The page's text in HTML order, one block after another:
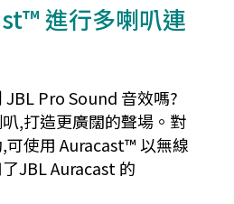
進行多喇叭連
Pro Sound 音效嗎?
,打造更廣闊的聲場。對
可使用 Auracast™ 以無線
JBL Auracast 的